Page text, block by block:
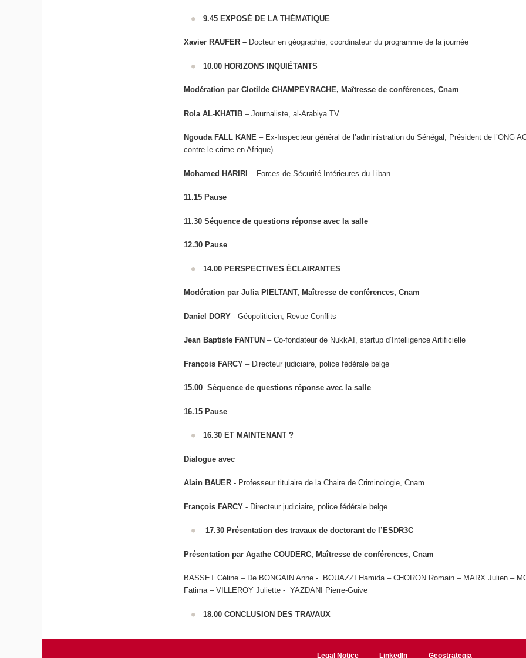
9.45 EXPOSÉ DE LA THÉMATIQUE
Xavier RAUFER – Docteur en géographie, coordinateur du programme de la journée
10.00 HORIZONS INQUIÉTANTS
Modération par Clotilde CHAMPEYRACHE, Maîtresse de conférences, Cnam
Rola AL-KHATIB – Journaliste, al-Arabiya TV
Ngouda FALL KANE – Ex-Inspecteur général de l’administration du Sénégal, Président de l’ONG
contre le crime en Afrique)
Mohamed HARIRI – Forces de Sécurité Intérieures du Liban
11.15 Pause
11.30 Séquence de questions réponse avec la salle
12.30 Pause
14.00 PERSPECTIVES ÉCLAIRANTES
Modération par Julia PIELTANT, Maîtresse de conférences, Cnam
Daniel DORY - Géopoliticien, Revue Conflits
Jean Baptiste FANTUN – Co-fondateur de NukkAI, startup d’Intelligence Artificielle
François FARCY – Directeur judiciaire, police fédérale belge
15.00 Séquence de questions réponse avec la salle
16.15Pause
16.30 ET MAINTENANT ?
Dialogue avec
Alain BAUER - Professeur titulaire de la Chaire de Criminologie, Cnam
François FARCY - Directeur judiciaire, police fédérale belge
17.30 Présentation des travaux de doctorant de l’ESDR3C
Présentation par Agathe COUDERC, Maîtresse de conférences, Cnam
BASSET Céline – De BONGAIN Anne - BOUAZZI Hamida – CHORON Romain – MARX Julien –
Fatima – VILLEROY Juliette - YAZDANI Pierre-Guive
18.00 CONCLUSION DES TRAVAUX
Legal Notice LinkedIn Geostrategia